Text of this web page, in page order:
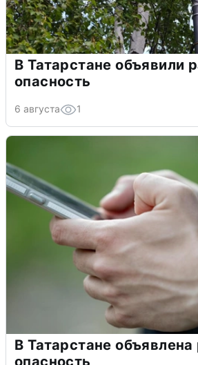
В Татарстане объявили
опасность
6 августа 1
В Татарстане объявлена
опасность